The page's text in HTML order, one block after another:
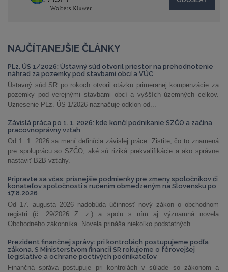
NAJČÍTANEJŠIE ČLÁNKY
PLz. ÚS 1/2026: Ústavný súd otvoril priestor na prehodnotenie
náhrad za pozemky pod stavbami obcí a VÚC
Ústavný súd SR po rokoch otvoril otázku primeranej kompenzácie za
pozemky pod verejnými stavbami obcí a vyšších územných celkov.
Uznesenie PLz. ÚS 1/2026 naznačuje odklon od...
Závislá práca po 1. 1. 2026: kde končí podnikanie SZČO a začína
pracovnoprávny vzťah
Od 1. 1. 2026 sa mení definícia závislej práce. Zistite, čo to znamená
pre spoluprácu so SZČO, aké sú riziká prekvalifikácie a ako správne
nastaviť B2B vzťahy.
Pripravte sa včas: prísnejšie podmienky pre zmeny spoločníkov či
konateľov spoločnosti s ručením obmedzeným na Slovensku po
17.8.2026
Od 17. augusta 2026 nadobúda účinnosť nový zákon o obchodnom
registri (č. 29/2026 Z. z.) a spolu s ním aj významná novela
Obchodného zákonníka. Novela prináša niekoľko podstatných...
Prezident finančnej správy: pri kontrolách postupujeme podľa
zákona. S Ministerstvom financií SR rokujeme o férovejšej
legislatíve a ochrane poctivých podnikateľov
Finančná správa postupuje pri kontrolách v súlade so zákonom a